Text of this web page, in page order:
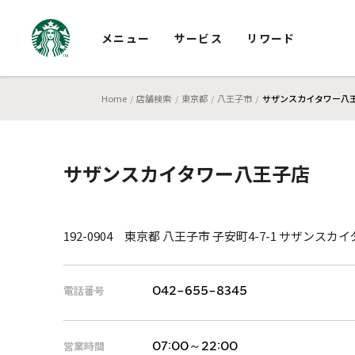
メニュー サービス リワード
Home 店舗検索 東京都 八王子市 サザンスカイタワー八
サザンスカイタワー八王子店
192-0904 東京都 八王子市 子安町4-7-1 サザンスカイ
電話番号 042-655-8345
営業時間 07:00～22:00